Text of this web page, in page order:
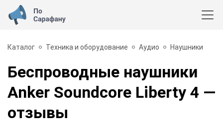
Каталог Техника и оборудование Аудио Наушники
Беспроводные наушники
Anker Soundcore Liberty 4 —
отзывы